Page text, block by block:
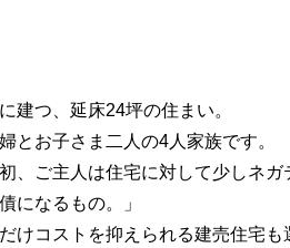
建つ、延床24坪の住まい。
とお子さま二人の4人家族です。
、ご主人は住宅に対して少しネガ
になるもの。」
けコストを抑えられる建売住宅